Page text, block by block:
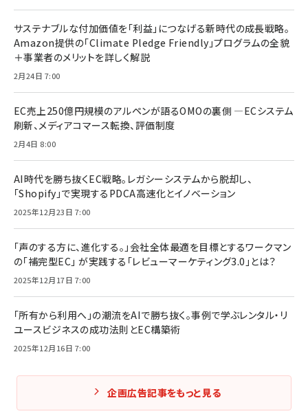
サステナブルな付加価値を「利益」につなげる新時代の成長戦略。
Amazon提供の「Climate Pledge Friendly」プログラムの全貌
＋事業者のメリットを詳しく解説
2月24日 7:00
EC売上250億円規模のアルペンが語るOMOの裏側 ―ECシステム
刷新、メディアコマース転換、評価制度
2月4日 8:00
AI時代を勝ち抜くEC戦略。レガシーシステムから脱却し、
「Shopify」で実現するPDCA高速化とイノベーション
2025年12月23日 7:00
「声のする方に、進化する。」会社全体最適を目標とするワークマン
の「補完型EC」 が実践する「レビューマーケティング3.0」とは？
2025年12月17日 7:00
「所有から利用へ」の潮流をAIで勝ち抜く。事例で学ぶレンタル・リ
ユースビジネスの成功法則とEC構築術
2025年12月16日 7:00
企画広告記事をもっと見る